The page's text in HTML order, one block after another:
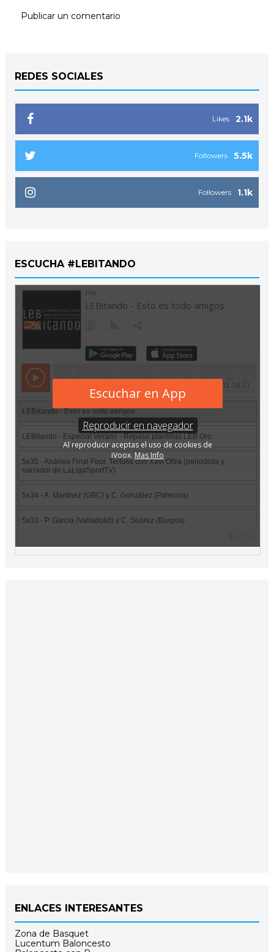
Publicar un comentario
REDES SOCIALES
2.1k
Likes
5.5k
Followers
1.1k
Followers
ESCUCHA #LEBITANDO
ENLACES INTERESANTES
Zona de Basquet
Lucentum Baloncesto